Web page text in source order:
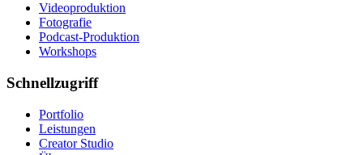
Videoproduktion
Fotografie
Podcast-Produktion
Workshops
Schnellzugriff
Portfolio
Leistungen
Creator Studio